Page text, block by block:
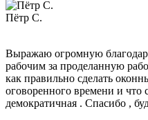
Пётр С.
Выражаю огромную
рабочим за проделанную
как правильно сделать
оговоренного времени и что
демократичная . Спасибо ,